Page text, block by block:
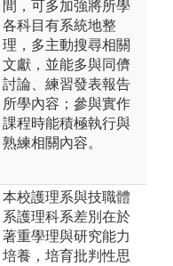
間，可多加強將所學
各科目有系統地整
理，多主動搜尋相關
文獻，並能多與同儕
討論、練習發表報告
所學內容；參與實作
課程時能積極執行與
熟練相關內容。
本校護理系與技職體
系護理科系差別在於
著重學理與研究能力
培養，培育批判性思